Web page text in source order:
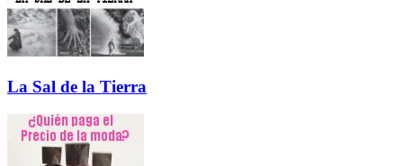
La Sal de la Tierra